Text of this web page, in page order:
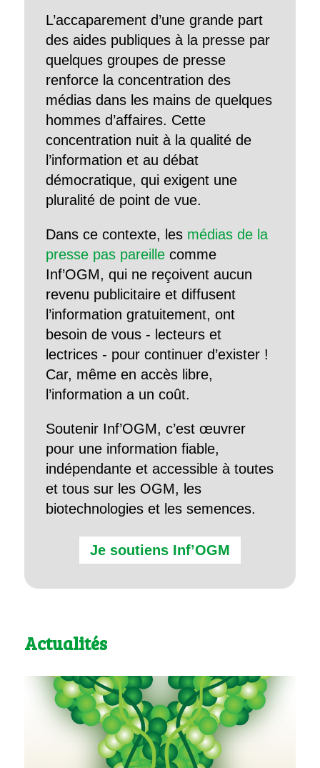
L’accaparement d’une grande part
des aides publiques à la presse par
quelques groupes de presse
renforce la concentration des
médias dans les mains de quelques
hommes d’affaires. Cette
concentration nuit à la qualité de
l’information et au débat
démocratique, qui exigent une
pluralité de point de vue.
Dans ce contexte, les médias de la
presse pas pareille comme
Inf’OGM, qui ne reçoivent aucun
revenu publicitaire et diffusent
l’information gratuitement, ont
besoin de vous - lecteurs et
lectrices - pour continuer d’exister !
Car, même en accès libre,
l’information a un coût.
Soutenir Inf’OGM, c’est œuvrer
pour une information fiable,
indépendante et accessible à toutes
et tous sur les OGM, les
biotechnologies et les semences.
Je soutiens Inf’OGM
Actualités